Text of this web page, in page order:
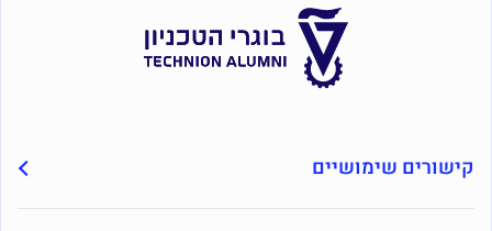
קישורים שימושיים